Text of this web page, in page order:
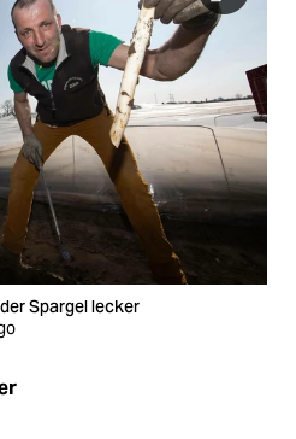
Spargel lecker